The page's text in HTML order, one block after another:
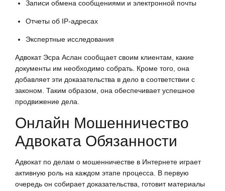
Записи обмена сообщениями и электронной почты
Отчеты об IP-адресах
Экспертные исследования
Адвокат Эсра Аслан сообщает своим клиентам, какие
документы им необходимо собрать. Кроме того, она
добавляет эти доказательства в дело в соответствии с
законом. Таким образом, она обеспечивает успешное
продвижение дела.
Онлайн Мошенничество
Адвоката Обязанности
Адвокат по делам о мошенничестве в Интернете играет
активную роль на каждом этапе процесса. В первую
очередь он собирает доказательства, готовит материалы